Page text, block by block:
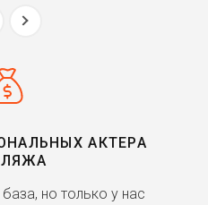
АКТЕРА
но только у нас